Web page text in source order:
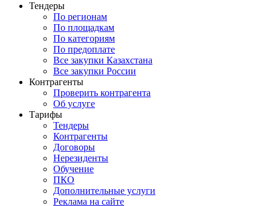
Тендеры
По регионам
По площадкам
По категориям
По предоплате
Все закупки Казахстана
Все закупки России
Контрагенты
Проверить контрагента
Об услуге
Тарифы
Тендеры
Контрагенты
Договоры
Нерезиденты
Обучение
ПКО
Дополнительные услуги
Реклама на сайте